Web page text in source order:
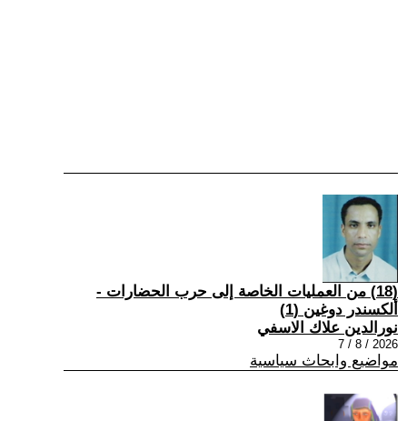
(18) من العمليات الخاصة إلى حرب الحضارات -
ألكسندر دوغين (1)
نورالدين علاك الاسفي
2026 / 8 / 7
مواضيع وابحاث سياسية